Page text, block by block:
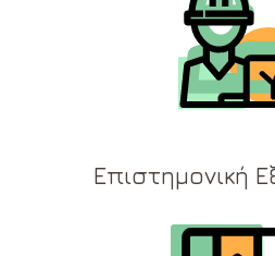
Επιστημονική